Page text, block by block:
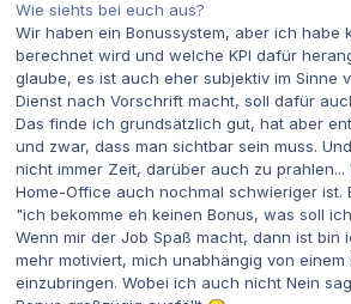
Wie siehts bei euch aus?
Wir haben ein Bonussystem, aber ich habe
berechnet wird und welche KPI dafür
glaube, es ist auch eher subjektiv im Sinne
Dienst nach Vorschrift macht, soll dafür
Das finde ich grundsätzlich gut, hat aber
und zwar, dass man sichtbar sein muss.
nicht immer Zeit, darüber auch zu prahlen...
Home-Office auch nochmal schwieriger ist.
"ich bekomme eh keinen Bonus, was soll
Wenn mir der Job Spaß macht, dann ist bin
mehr motiviert, mich unabhängig von einem
einzubringen. Wobei ich auch nicht Nein